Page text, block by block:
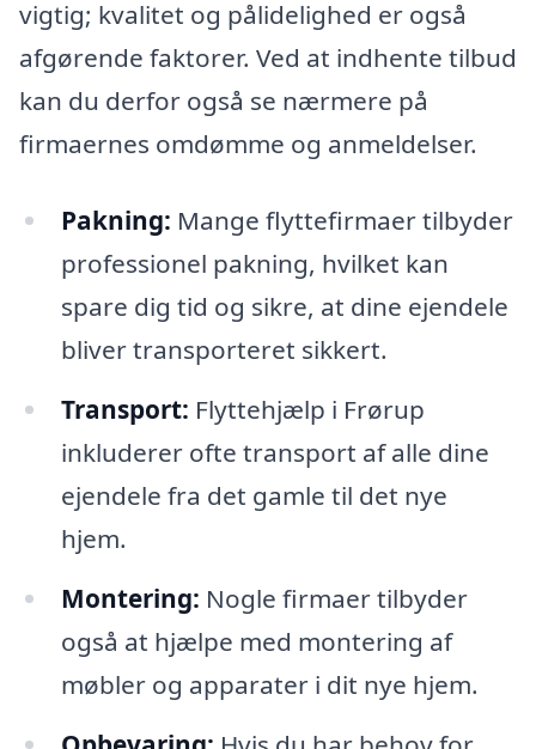
vigtig; kvalitet og pålidelighed er også
afgørende faktorer. Ved at indhente tilbud
kan du derfor også se nærmere på
firmaernes omdømme og anmeldelser.
Pakning: Mange flyttefirmaer tilbyder
professionel pakning, hvilket kan
spare dig tid og sikre, at dine ejendele
bliver transporteret sikkert.
Transport: Flyttehjælp i Frørup
inkluderer ofte transport af alle dine
ejendele fra det gamle til det nye
hjem.
Montering: Nogle firmaer tilbyder
også at hjælpe med montering af
møbler og apparater i dit nye hjem.